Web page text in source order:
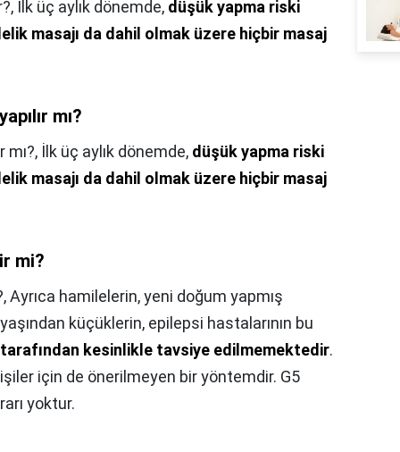
İlk üç aylık dönemde, düşük yapma riski
masajı da dahil olmak üzere hiçbir masaj
mı?
mı?, İlk üç aylık dönemde, düşük yapma riski
masajı da dahil olmak üzere hiçbir masaj
mi?
Ayrıca hamilelerin, yeni doğum yapmış
küçüklerin, epilepsi hastalarının bu
kesinlikle tavsiye edilmemektedir.
için de önerilmeyen bir yöntemdir. G5
yoktur.